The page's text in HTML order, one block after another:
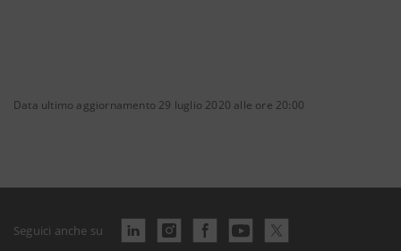
Data ultimo aggiornamento 29 luglio 2020 alle ore 20:00
Seguici anche su